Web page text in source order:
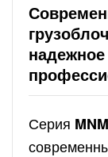
Серия MNM